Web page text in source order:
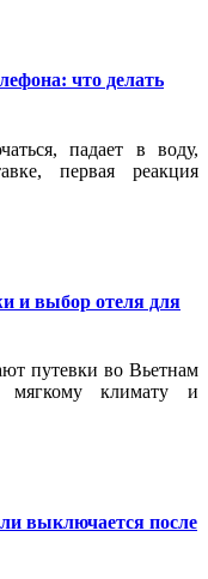
что делать
падает в воду,
первая реакция
и выбор отеля для
путевки во Вьетнам
мягкому климату и
выключается после